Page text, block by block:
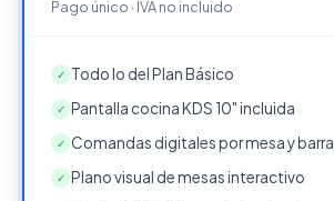
Pago único · IVA no incluido
✓ Todo lo del Plan Básico
✓ Pantalla cocina KDS 10" incluida
✓ Comandas digitales por mesa y barra
✓ Plano visual de mesas interactivo